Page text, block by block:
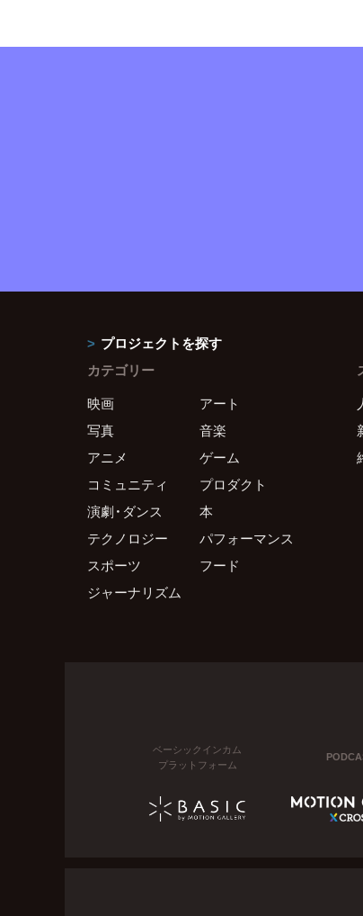
プロジェクトを探す
カテゴリー
映画
アート
写真
音楽
アニメ
ゲーム
コミュニティ
プロダクト
演劇・ダンス
本
テクノロジー
パフォーマンス
スポーツ
フード
ジャーナリズム
ベーシックインカム
プラットフォーム